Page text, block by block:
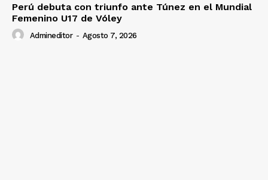
Perú debuta con triunfo ante Túnez en el Mundial
Femenino U17 de Vóley
Admineditor - Agosto 7, 2026